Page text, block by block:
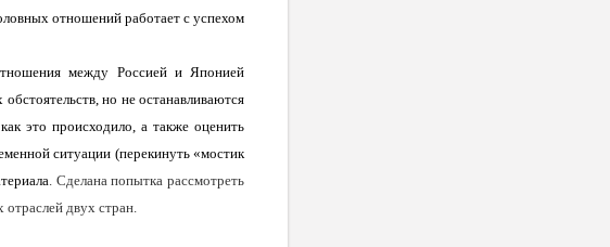
отношений работает с успехом
между Россией и Японией
но не останавливаются
это происходило, а также оценить
ситуации (перекинуть «мостик
. Сделана попытка рассмотреть
двух стран.